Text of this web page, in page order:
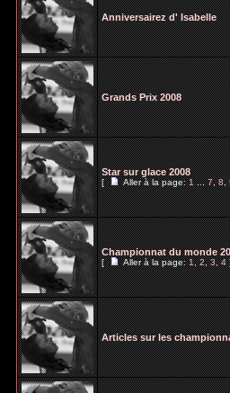
Anniversairez d' Isabelle
Grands Prix 2008
Star sur glace 2008
[ Aller à la page:1...7,8,
Championnat du monde
[ Aller à la page:1,2,3,4
Articles sur les